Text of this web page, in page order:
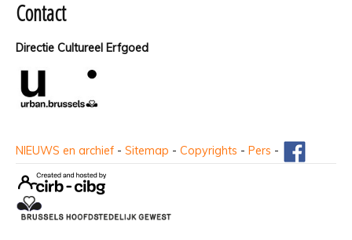
Contact
Directie Cultureel Erfgoed
NIEUWS en archief - Sitemap - Copyrights - Pers -